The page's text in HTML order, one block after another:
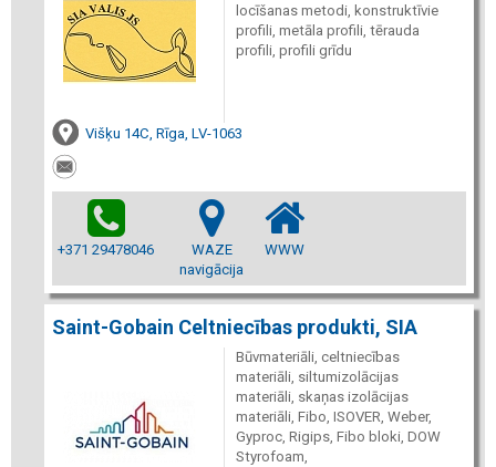
locīšanas metodi, konstruktīvie
profili, metāla profili, tērauda
profili, profili grīdu
Višķu 14C, Rīga, LV-1063
+371 29478046
WAZE
navigācija
WWW
Saint-Gobain Celtniecības produkti, SIA
Būvmateriāli, celtniecības
materiāli, siltumizolācijas
materiāli, skaņas izolācijas
materiāli, Fibo, ISOVER, Weber,
Gyproc, Rigips, Fibo bloki, DOW
Styrofoam,